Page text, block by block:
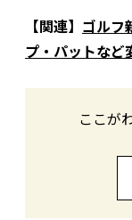
【関連】 ゴルフ
プ・パットなど
ここが